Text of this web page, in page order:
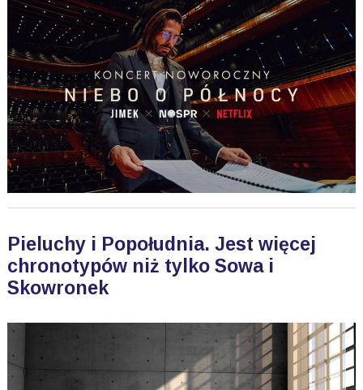
Pieluchy i Popołudnia. Jest więcej
chronotypów niż tylko Sowa i
Skowronek